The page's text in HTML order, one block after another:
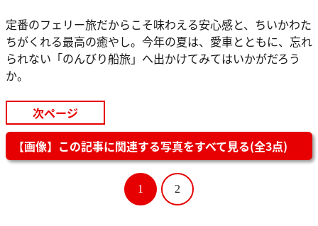
定番のフェリー旅だからこそ味わえる安心感と、ちいかわた
ちがくれる最高の癒やし。今年の夏は、愛車とともに、忘れ
られない「のんびり船旅」へ出かけてみてはいかがだろう
か。
次ページ
【画像】この記事に関連する写真をすべて見る(全3点)
1 2